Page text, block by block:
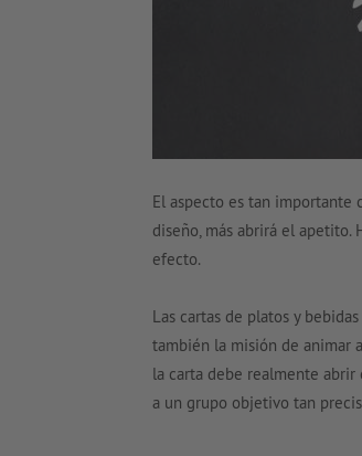
El aspecto es tan importante
diseño, más abrirá el apetito.
efecto.
Las cartas de platos y
también la misión de animar
la carta debe realmente
a un grupo objetivo tan